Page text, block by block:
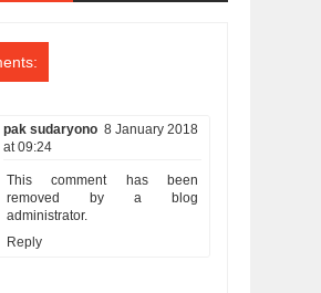
pak sudaryono 8 January 2018
at 09:24
This comment has been
removed by a blog
administrator.
Reply